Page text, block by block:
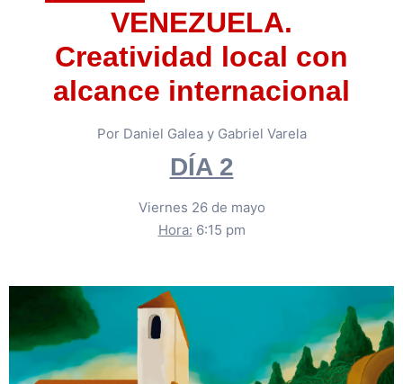
VENEZUELA.
Creatividad local con
alcance internacional
Por Daniel Galea y Gabriel Varela
DÍA 2
Viernes 26 de mayo
Hora: 6:15 pm